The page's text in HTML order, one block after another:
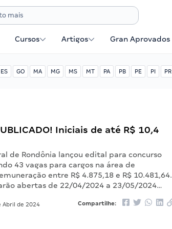
Cursos Artigos Gran Aprovados
ES GO MA MG MS MT PA PB PE PI PR
Iniciais de até R$ 10,4
de Rondônia lançou edital para concurso
43 vagas para cargos na área de
entre R$ 4.875,18 e R$ 10.481,64.
abertas de 22/04/2024 a 23/05/2024…
Abril de 2024 Compartilhe: